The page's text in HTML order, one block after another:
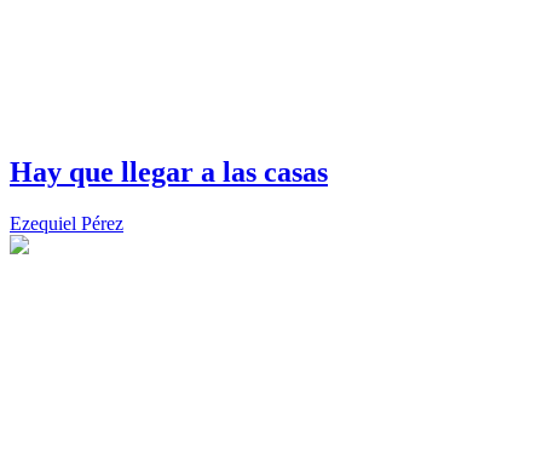
Hay que llegar a las casas
Ezequiel Pérez